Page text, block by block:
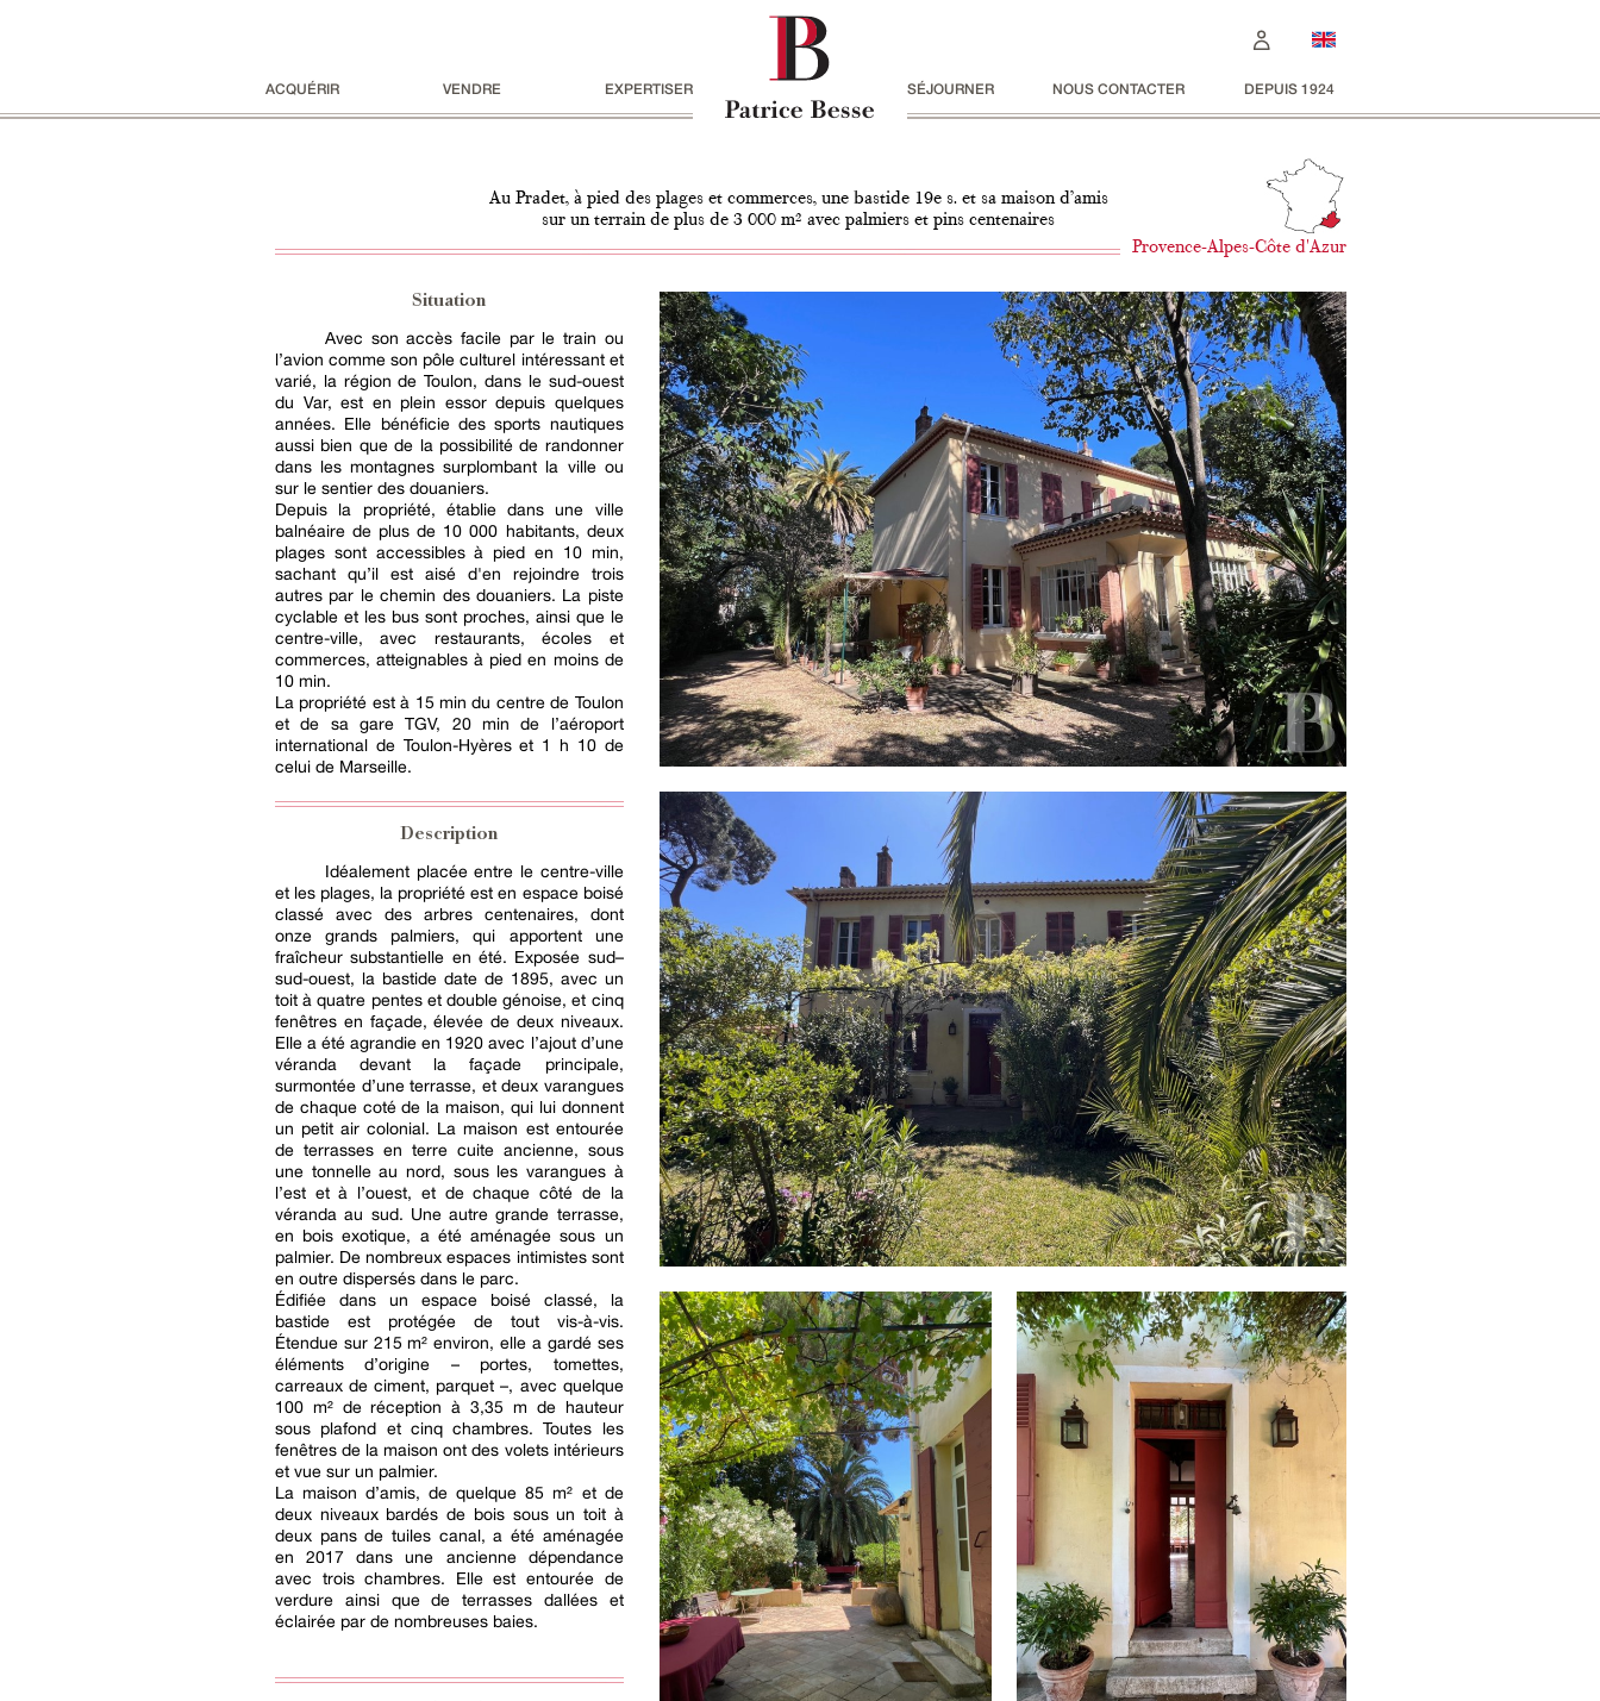
ACQUÉRIR VENDRE EXPERTISER SÉJOURNER NOUS CONTACTER DEPUIS 1924
Au Pradet, à pied des plages et commerces, une bastide 19e s. et sa maison d’amis
sur un terrain de plus de 3 000 m² avec palmiers et pins centenaires
Provence-Alpes-Côte d'Azur
Situation
Avec son accès facile par le train ou
l’avion comme son pôle culturel intéressant et
varié, la région de Toulon, dans le sud-ouest
du Var, est en plein essor depuis quelques
années. Elle bénéficie des sports nautiques
aussi bien que de la possibilité de randonner
dans les montagnes surplombant la ville ou
sur le sentier des douaniers.
Depuis la propriété, établie dans une ville
balnéaire de plus de 10 000 habitants, deux
plages sont accessibles à pied en 10 min,
sachant qu’il est aisé d'en rejoindre trois
autres par le chemin des douaniers. La piste
cyclable et les bus sont proches, ainsi que le
centre-ville, avec restaurants, écoles et
commerces, atteignables à pied en moins de
10 min.
La propriété est à 15 min du centre de Toulon
et de sa gare TGV, 20 min de l’aéroport
international de Toulon-Hyères et 1 h 10 de
celui de Marseille.
Description
Idéalement placée entre le centre-ville
et les plages, la propriété est en espace boisé
classé avec des arbres centenaires, dont
onze grands palmiers, qui apportent une
fraîcheur substantielle en été. Exposée sud–
sud-ouest, la bastide date de 1895, avec un
toit à quatre pentes et double génoise, et cinq
fenêtres en façade, élevée de deux niveaux.
Elle a été agrandie en 1920 avec l’ajout d’une
véranda devant la façade principale,
surmontée d’une terrasse, et deux varangues
de chaque coté de la maison, qui lui donnent
un petit air colonial. La maison est entourée
de terrasses en terre cuite ancienne, sous
une tonnelle au nord, sous les varangues à
l’est et à l’ouest, et de chaque côté de la
véranda au sud. Une autre grande terrasse,
en bois exotique, a été aménagée sous un
palmier. De nombreux espaces intimistes sont
en outre dispersés dans le parc.
Édifiée dans un espace boisé classé, la
bastide est protégée de tout vis-à-vis.
Étendue sur 215 m² environ, elle a gardé ses
éléments d’origine – portes, tomettes,
carreaux de ciment, parquet –, avec quelque
100 m² de réception à 3,35 m de hauteur
sous plafond et cinq chambres. Toutes les
fenêtres de la maison ont des volets intérieurs
et vue sur un palmier.
La maison d’amis, de quelque 85 m² et de
deux niveaux bardés de bois sous un toit à
deux pans de tuiles canal, a été aménagée
en 2017 dans une ancienne dépendance
avec trois chambres. Elle est entourée de
verdure ainsi que de terrasses dallées et
éclairée par de nombreuses baies.